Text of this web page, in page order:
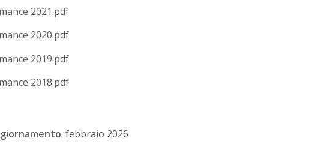
2021.pdf
2020.pdf
2019.pdf
2018.pdf
: febbraio 2026